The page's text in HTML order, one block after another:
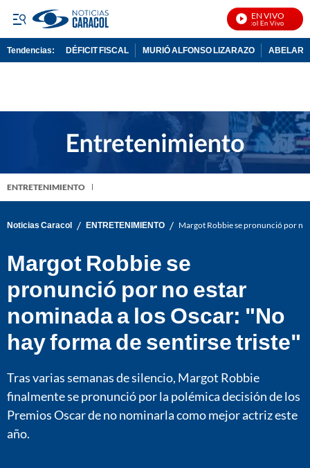
EN VIVO
Noticias Caracol En Vivo
Tendencias: DÉFICIT FISCAL MURIÓ ALFONSO LIZARAZO
ENTRETENIMIENTO
Noticias Caracol / ENTRETENIMIENTO / Margot Robbie se pronunció por no
Margot Robbie se
pronunció por no estar
nominada a los Oscar: "No
hay forma de sentirse triste"
Tras varias semanas de silencio, Margot Robbie
finalmente se pronunció por la polémica decisión de los
Premios Oscar de no nominarla como mejor actriz este
año.